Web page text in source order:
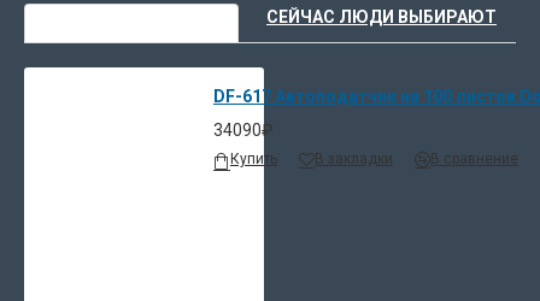
СЕЙЧАС ЛЮДИ ВЫБИРАЮТ
DF-617 Автоподатчик на 100 листов
34090₽
Купить В закладки В сравнение